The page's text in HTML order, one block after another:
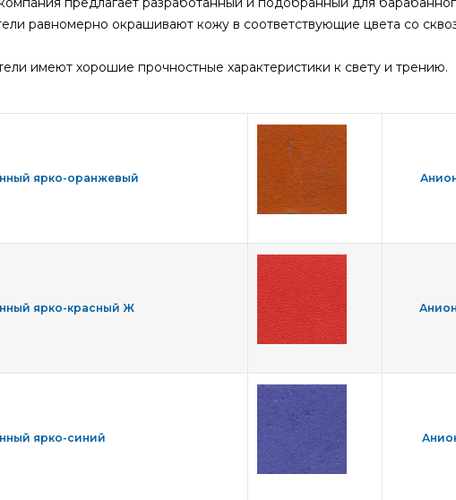
равномерно окрашивают кожу в соответствующие цвета со
имеют хорошие прочностные характеристики к свету и трению.
ярко-оранжевый
ярко-красный Ж
ярко-синий